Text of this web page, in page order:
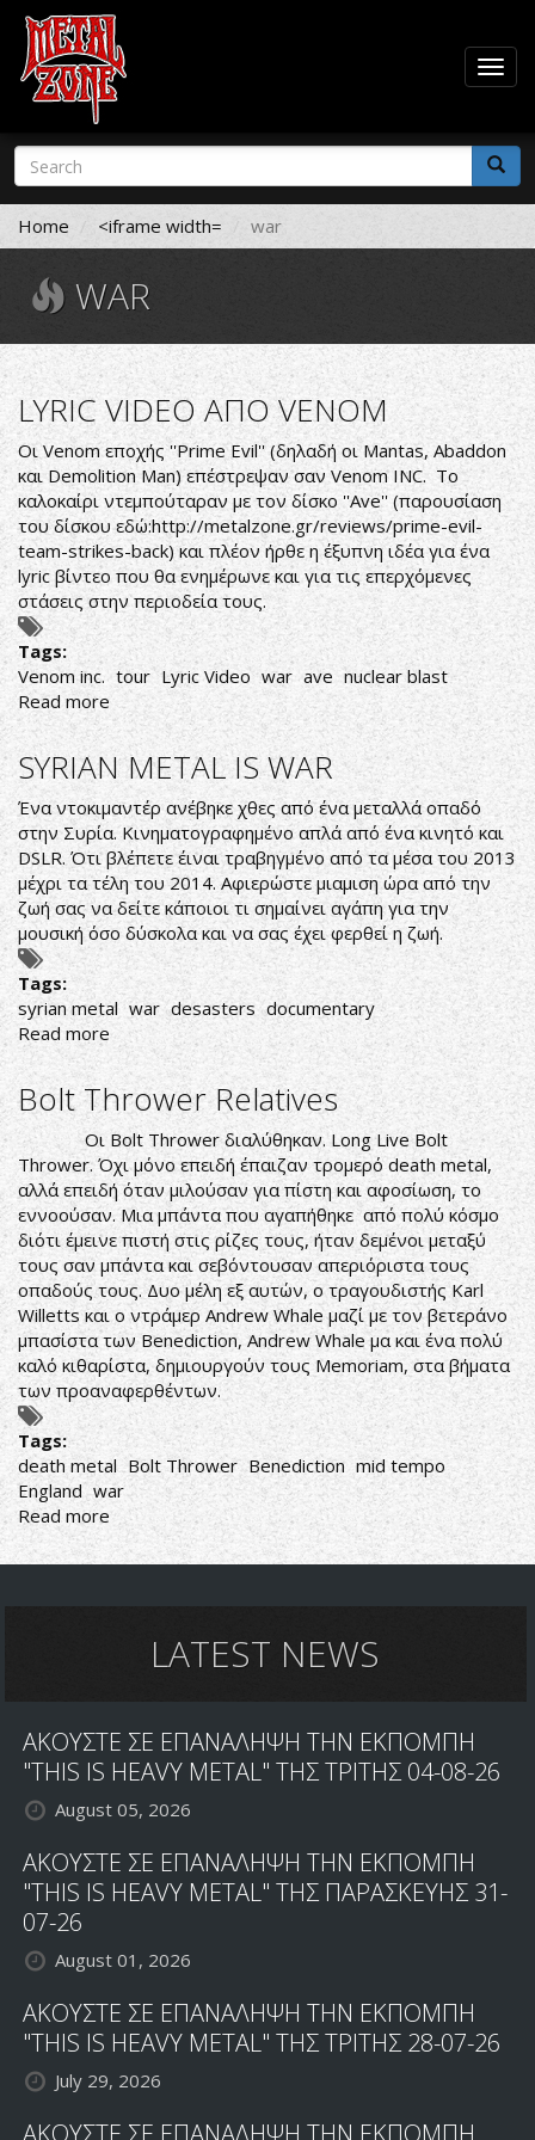
Skip
main
content
Search
form
Search
Home <iframe width= war
WAR
LYRIC VIDEO ΑΠΟ VENOM
Οι Venom εποχής ''Prime Evil'' (δηλαδή οι Mantas, Abaddon
και Demolition Man) επέστρεψαν σαν Venom INC. Το
καλοκαίρι ντεμπούταραν με τον δίσκο ''Ave'' (παρουσίαση
του δίσκου εδώ:http://metalzone.gr/reviews/prime-evil-
team-strikes-back) και πλέον ήρθε η έξυπνη ιδέα για ένα
lyric βίντεο που θα ενημέρωνε και για τις επερχόμενες
στάσεις στην περιοδεία τους.
Tags:
Venom inc. tour Lyric Video war ave nuclear blast
Read more about
LYRIC
VIDEO
ΑΠΟ
VENOM
SYRIAN METAL IS WAR
Ένα ντοκιμαντέρ ανέβηκε χθες από ένα μεταλλά οπαδό
στην Συρία. Κινηματογραφημένο απλά από ένα κινητό και
DSLR. Ότι βλέπετε έιναι τραβηγμένο από τα μέσα του 2013
μέχρι τα τέλη του 2014. Αφιερώστε μιαμιση ώρα από την
ζωή σας να δείτε κάποιοι τι σημαίνει αγάπη για την
μουσική όσο δύσκολα και να σας έχει φερθεί η ζωή.
Tags:
syrian metal war desasters documentary
Read moreabout
SYRIAN
METAL
IS
WAR
Bolt Thrower Relatives
Οι Bolt Thrower διαλύθηκαν. Long Live Bolt
Thrower. Όχι μόνο επειδή έπαιζαν τρομερό death metal,
αλλά επειδή όταν μιλούσαν για πίστη και αφοσίωση, το
εννοούσαν. Μια μπάντα που αγαπήθηκε από πολύ κόσμο
διότι έμεινε πιστή στις ρίζες τους, ήταν δεμένοι μεταξύ
τους σαν μπάντα και σεβόντουσαν απεριόριστα τους
οπαδούς τους. Δυο μέλη εξ αυτών, ο τραγουδιστής Karl
Willetts και ο ντράμερ Andrew Whale μαζί με τον βετεράνο
μπασίστα των Benediction, Andrew Whale μα και ένα πολύ
καλό κιθαρίστα, δημιουργούν τους Memoriam, στα βήματα
των προαναφερθέντων.
Tags:
death metal Bolt Thrower Benediction mid tempo
England war
Read more about
Bolt
Thrower
LATEST NEWS
ΑΚΟΥΣΤΕ ΣΕ ΕΠΑΝΑΛΗΨΗ ΤΗΝ ΕΚΠΟΜΠΗ
"THIS IS HEAVY METAL" ΤΗΣ ΤΡΙΤΗΣ 04-08-26
August 05, 2026
ΑΚΟΥΣΤΕ ΣΕ ΕΠΑΝΑΛΗΨΗ ΤΗΝ ΕΚΠΟΜΠΗ
"THIS IS HEAVY METAL" ΤΗΣ ΠΑΡΑΣΚΕΥΗΣ 31-
07-26
August 01, 2026
ΑΚΟΥΣΤΕ ΣΕ ΕΠΑΝΑΛΗΨΗ ΤΗΝ ΕΚΠΟΜΠΗ
"THIS IS HEAVY METAL" ΤΗΣ ΤΡΙΤΗΣ 28-07-26
July 29, 2026
ΑΚΟΥΣΤΕ ΣΕ ΕΠΑΝΑΛΗΨΗ ΤΗΝ ΕΚΠΟΜΠΗ